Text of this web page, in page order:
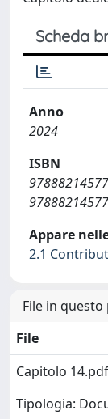
Scheda
Anno
2024
ISBN
Appare
2.1
File in
File
Capitolo 14.pdf
Tipologia: